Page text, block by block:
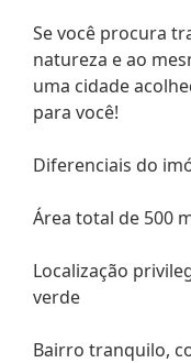
Se você procura
natureza e ao
uma cidade
para você!
Diferenciais do
Área total de 500
Localização
verde
Bairro tranquilo,